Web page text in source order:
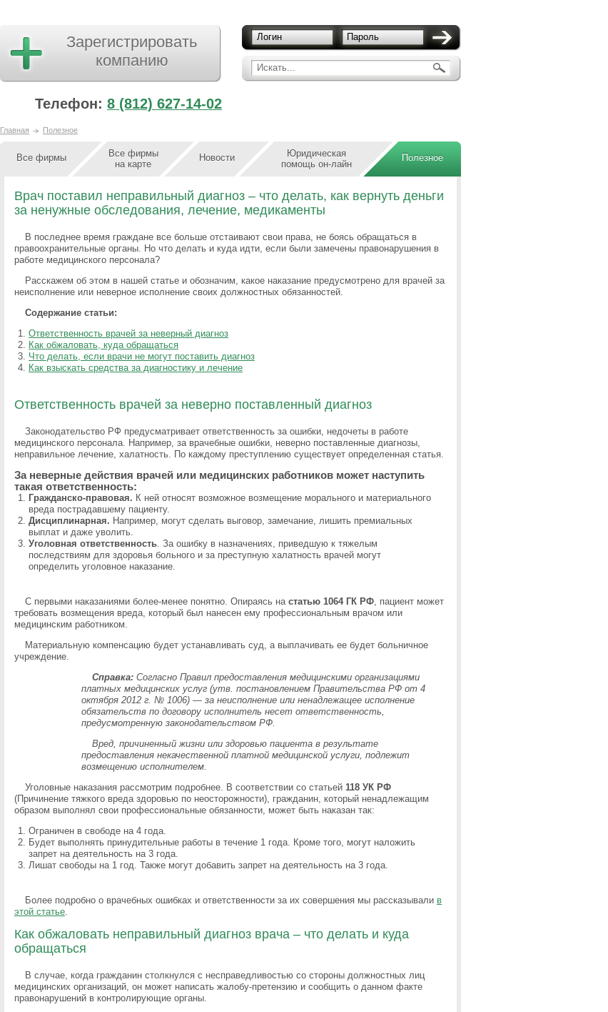
Искать...
Логин Пароль
Зарегистрировать
компанию
Телефон: 8 (812) 627-14-02
Главная Полезное
Все фирмы
Все фирмы
на карте
Новости
Юридическая
помощь он-лайн
Полезное
Врач поставил неправильный диагноз – что делать, как вернуть деньги
за ненужные обследования, лечение, медикаменты
В последнее время граждане все больше отстаивают свои права, не боясь обращаться в
правоохранительные органы. Но что делать и куда идти, если были замечены правонарушения в
работе медицинского персонала?
Расскажем об этом в нашей статье и обозначим, какое наказание предусмотрено для врачей за
неисполнение или неверное исполнение своих должностных обязанностей.
Содержание статьи:
Ответственность врачей за неверный диагноз
Как обжаловать, куда обращаться
Что делать, если врачи не могут поставить диагноз
Как взыскать средства за диагностику и лечение
Ответственность врачей за неверно поставленный диагноз
Законодательство РФ предусматривает ответственность за ошибки, недочеты в работе
медицинского персонала. Например, за врачебные ошибки, неверно поставленные диагнозы,
неправильное лечение, халатность. По каждому преступлению существует определенная статья.
За неверные действия врачей или медицинских работников может наступить
такая ответственность:
Гражданско-правовая. К ней относят возможное возмещение морального и материального
вреда пострадавшему пациенту.
Дисциплинарная. Например, могут сделать выговор, замечание, лишить премиальных
выплат и даже уволить.
Уголовная ответственность. За ошибку в назначениях, приведшую к тяжелым
последствиям для здоровья больного и за преступную халатность врачей могут
определить уголовное наказание.
С первыми наказаниями более-менее понятно. Опираясь на статью 1064 ГК РФ, пациент может
требовать возмещения вреда, который был нанесен ему профессиональным врачом или
медицинским работником.
Материальную компенсацию будет устанавливать суд, а выплачивать ее будет больничное
учреждение.
Справка: Согласно Правил предоставления медицинскими организациями
платных медицинских услуг (утв. постановлением Правительства РФ от 4
октября 2012 г. № 1006) — за неисполнение или ненадлежащее исполнение
обязательств по договору исполнитель несет ответственность,
предусмотренную законодательством РФ.
Вред, причиненный жизни или здоровью пациента в результате
предоставления некачественной платной медицинской услуги, подлежит
возмещению исполнителем.
Уголовные наказания рассмотрим подробнее. В соответствии со статьей 118 УК РФ
(Причинение тяжкого вреда здоровью по неосторожности), гражданин, который ненадлежащим
образом выполнял свои профессиональные обязанности, может быть наказан так:
Ограничен в свободе на 4 года.
Будет выполнять принудительные работы в течение 1 года. Кроме того, могут наложить
запрет на деятельность на 3 года.
Лишат свободы на 1 год. Также могут добавить запрет на деятельность на 3 года.
Более подробно о врачебных ошибках и ответственности за их совершения мы рассказывали в
этой статье.
Как обжаловать неправильный диагноз врача – что делать и куда
обращаться
В случае, когда гражданин столкнулся с несправедливостью со стороны должностных лиц
медицинских организаций, он может написать жалобу-претензию и сообщить о данном факте
правонарушений в контролирующие органы.